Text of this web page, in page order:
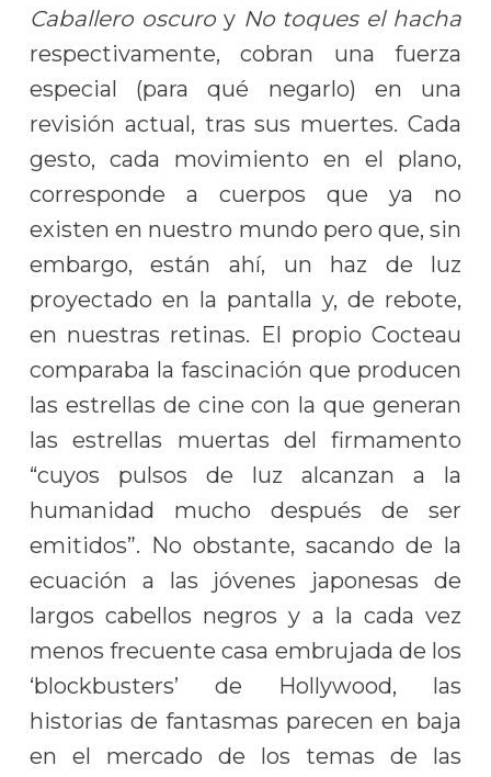
Caballero oscuroy No toques el hacha
respectivamente, cobran una fuerza
especial (para qué negarlo) en una
revisión actual, tras sus muertes. Cada
gesto, cada movimiento en el plano,
corresponde a cuerpos que ya no
existen en nuestro mundo pero que, sin
embargo, están ahí, un haz de luz
proyectado en la pantalla y, de rebote,
en nuestras retinas. El propio Cocteau
comparaba la fascinación que producen
las estrellas de cine con la que generan
las estrellas muertas del firmamento
“cuyos pulsos de luz alcanzan a la
humanidad mucho después de ser
emitidos”. No obstante, sacando de la
ecuación a las jóvenes japonesas de
largos cabellos negros y a la cada vez
menos frecuente casa embrujada de los
‘blockbusters’ de Hollywood, las
historias de fantasmas parecen en baja
en el mercado de los temas de las